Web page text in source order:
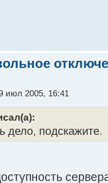
июл 2005, 16:41
дело, подскажите.